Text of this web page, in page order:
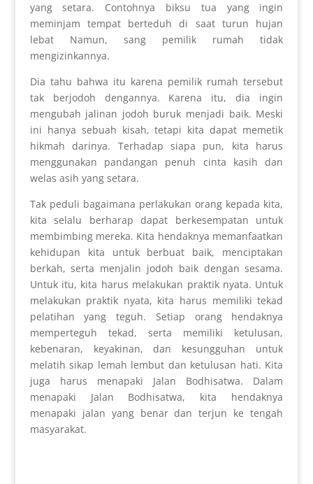
yang setara. Contohnya biksu tua yang ingin
meminjam tempat berteduh di saat turun hujan
lebat Namun, sang pemilik rumah tidak
mengizinkannya.
Dia tahu bahwa itu karena pemilik rumah tersebut
tak berjodoh dengannya. Karena itu, dia ingin
mengubah jalinan jodoh buruk menjadi baik. Meski
ini hanya sebuah kisah, tetapi kita dapat memetik
hikmah darinya. Terhadap siapa pun, kita harus
menggunakan pandangan penuh cinta kasih dan
welas asih yang setara.
Tak peduli bagaimana perlakukan orang kepada kita,
kita selalu berharap dapat berkesempatan untuk
membimbing mereka. Kita hendaknya memanfaatkan
kehidupan kita untuk berbuat baik, menciptakan
berkah, serta menjalin jodoh baik dengan sesama.
Untuk itu, kita harus melakukan praktik nyata. Untuk
melakukan praktik nyata, kita harus memiliki tekad
pelatihan yang teguh. Setiap orang hendaknya
memperteguh tekad, serta memiliki ketulusan,
kebenaran, keyakinan, dan kesungguhan untuk
melatih sikap lemah lembut dan ketulusan hati. Kita
juga harus menapaki Jalan Bodhisatwa. Dalam
menapaki Jalan Bodhisatwa, kita hendaknya
menapaki jalan yang benar dan terjun ke tengah
masyarakat.